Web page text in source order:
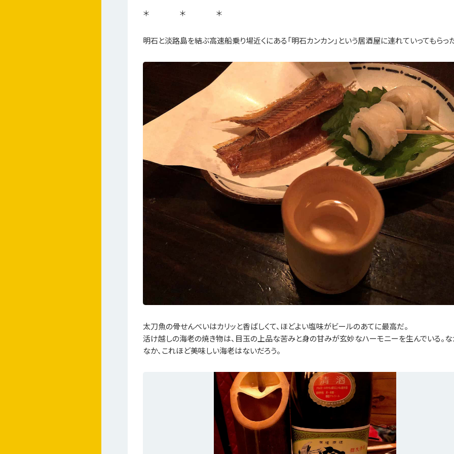
＊ ＊ ＊
明石と淡路島を結ぶ高速船乗り場近くにある「明石カンカン」という居酒屋に連れていってもらっ
太刀魚の骨せんべいはカリッと香ばしくて、ほどよい塩味がビールのあてに最高だ。
活け越しの海老の焼き物は、目玉の上品な苦みと身の甘みが玄妙なハーモニーを生んでいる。
なか、これほど美味しい海老はないだろう。